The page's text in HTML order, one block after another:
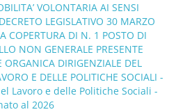
VOLONTARIA AI SENSI
LEGISLATIVO 30 MARZO
COPERTURA DI N. 1 POSTO DI
NON GENERALE PRESENTE
ORGANICA DIRIGENZIALE DEL
E DELLE POLITICHE SOCIALI -
Lavoro e delle Politiche Sociali -
al 2026